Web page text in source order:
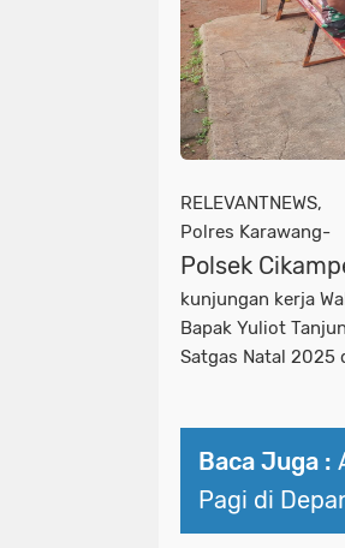
RELEVANTNEWS,
Polres Karawang-
Polsek
kunjungan kerja
Bapak Yuliot
Satgas Natal 2025
Baca Juga :
Pagi di